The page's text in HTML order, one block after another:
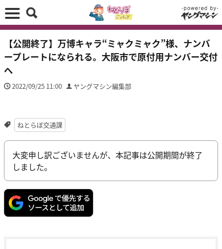
【公開終了】万博キャラ“ミャクミャク”様、ナンバ
ープレートになられる。大阪市で原付用ナンバー交付
へ
2022/09/25 11:00 ヤングマシン編集部
ねとらぼ交通課
大変申し訳ございませんが、本記事は公開期間が終了
しました。